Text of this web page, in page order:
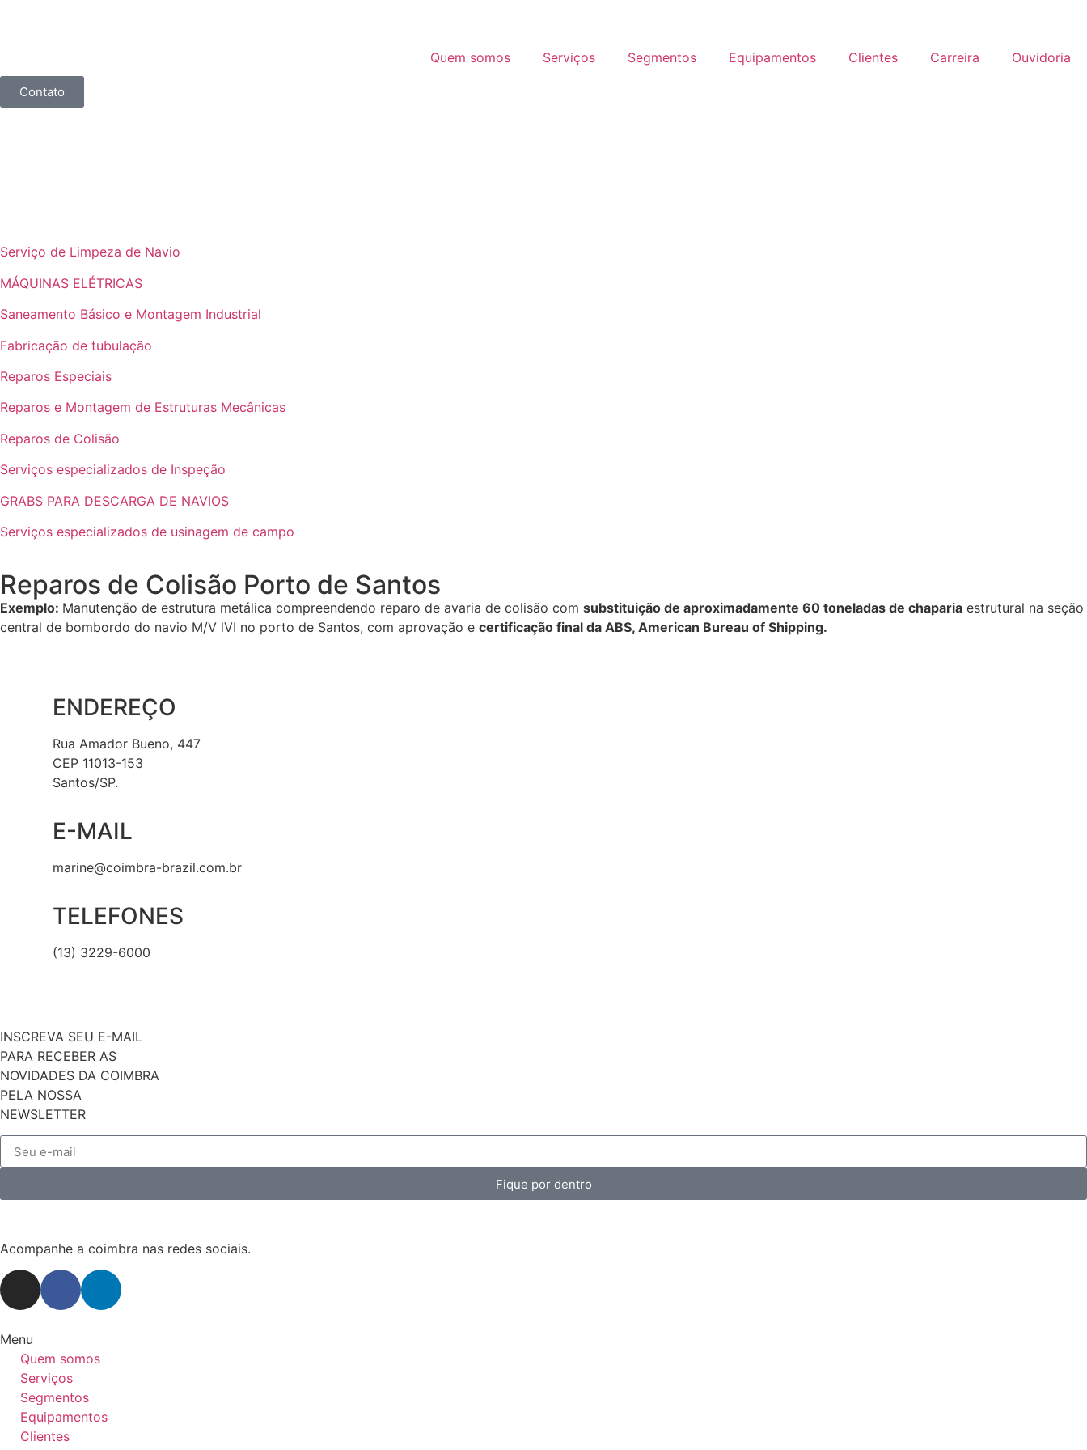
Quem somos Serviços Segmentos Equipamentos Clientes Carreira Ouvidoria
Contato
Serviço de Limpeza de Navio
MÁQUINAS ELÉTRICAS
Saneamento Básico e Montagem Industrial
Fabricação de tubulação
Reparos Especiais
Reparos e Montagem de Estruturas Mecânicas
Reparos de Colisão
Serviços especializados de Inspeção
GRABS PARA DESCARGA DE NAVIOS
Serviços especializados de usinagem de campo
Reparos de Colisão Porto de Santos
Exemplo: Manutenção de estrutura metálica compreendendo reparo de avaria de colisão com substituição de aproximadamente 60 toneladas de chaparia estrutural na seção
central de bombordo do navio M/V lVI no porto de Santos, com aprovação e certificação final da ABS, American Bureau of Shipping.
ENDEREÇO
Rua Amador Bueno, 447
CEP 11013-153
Santos/SP.
E-MAIL
marine@coimbra-brazil.com.br
TELEFONES
(13) 3229-6000
INSCREVA SEU E-MAIL
PARA RECEBER AS
NOVIDADES DA COIMBRA
PELA NOSSA
NEWSLETTER
Fique por dentro
Acompanhe a coimbra nas redes sociais.
Menu
Quem somos
Serviços
Segmentos
Equipamentos
Clientes